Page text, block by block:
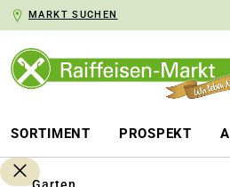
Zur Hauptnavigation
MARKT SUCHEN
SORTIMENT PROSPEKT
Garten